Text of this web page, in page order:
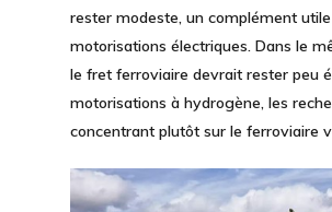
rester modeste, un complément
motorisations électriques. Dans le
le fret ferroviaire devrait rester peu
motorisations à hydrogène, les
concentrant plutôt sur le ferroviaire